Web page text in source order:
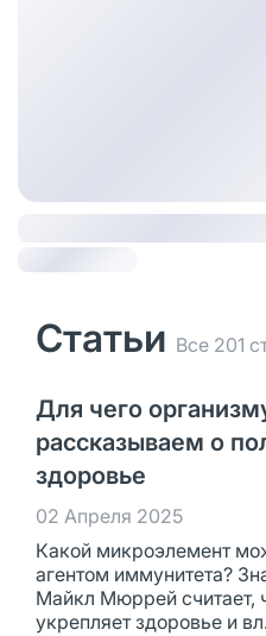
Статьи Все 201
Для чего
рассказываем о
здоровье
02 Апреля 2025
Какой микроэлемент
агентом иммунитета?
Майкл Мюррей считает,
укрепляет здоровье и